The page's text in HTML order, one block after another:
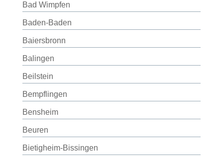
Bad Wimpfen
Baden-Baden
Baiersbronn
Balingen
Beilstein
Bempflingen
Bensheim
Beuren
Bietigheim-Bissingen